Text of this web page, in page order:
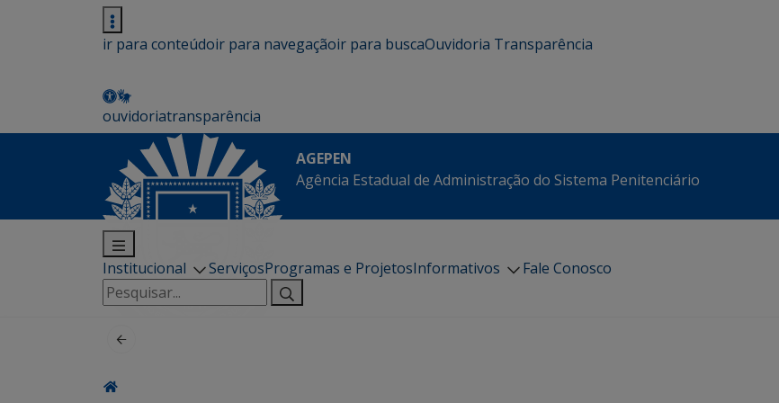
ir para conteúdoir para navegaçãoir para buscaOuvidoria Transparência
ouvidoriatransparência
AGEPEN
Agência Estadual de Administração do Sistema Penitenciário
Institucional ServiçosProgramas e ProjetosInformativos
Fale Conosco
Pesquisar
por: